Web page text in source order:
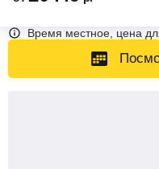
Время местное, цена